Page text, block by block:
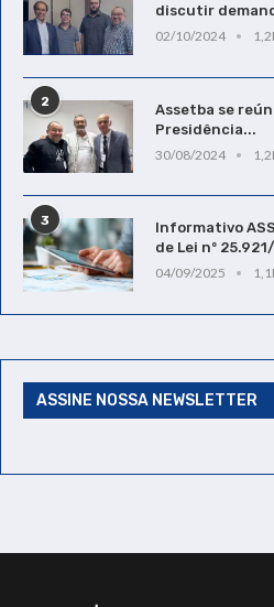
discutir
02/10/2024
2
Assetba se
Presidência...
30/08/2024
3
Informativo
de Lei nº
04/09/2025
ASSINE NOSSA NEWSLETTER